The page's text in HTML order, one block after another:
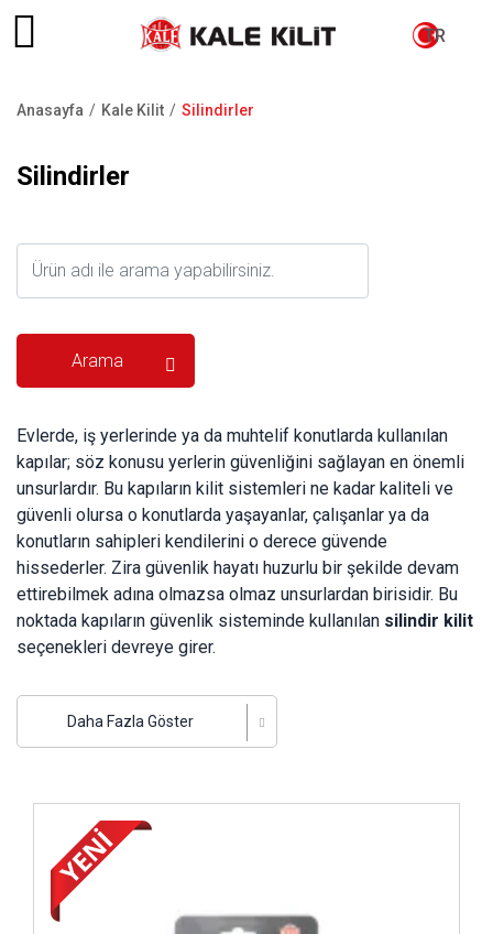
TR
yolu
Anasayfa Kale Kilit Silindirler
Silindirler
Evlerde, iş yerlerinde ya da muhtelif konutlarda kullanılan
kapılar; söz konusu yerlerin güvenliğini sağlayan en önemli
unsurlardır. Bu kapıların kilit sistemleri ne kadar kaliteli ve
güvenli olursa o konutlarda yaşayanlar, çalışanlar ya da
konutların sahipleri kendilerini o derece güvende
hissederler. Zira güvenlik hayatı huzurlu bir şekilde devam
ettirebilmek adına olmazsa olmaz unsurlardan birisidir. Bu
noktada kapıların güvenlik sisteminde kullanılan silindir kilit
seçenekleri devreye girer.
Yaşanılan, çalışılan, yaşanılmasa bile sahip olunan yerlerin ve
bu yerlerde bulunan değerli eşyalarınızın güvenliği için
kullanılan kapılarda bulunan silindirler; farklı özelliklere
Barel veya kapı göbeği olarak da adlandırılabilen
kilit fiyatları
farklılık gösterebilir. Ancak ek olarak sunduğu özellikler
veya avantajlar ne olursa olsun, Kale Kilit güvencesiyle
Daha Fazla Göster